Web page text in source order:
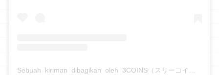
Sebuah kiriman dibagikan oleh 3COINS（スリーコインズ） (@3coins_official)